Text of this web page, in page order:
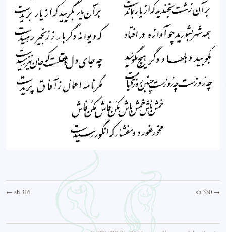
← sh 316 sh 330 →